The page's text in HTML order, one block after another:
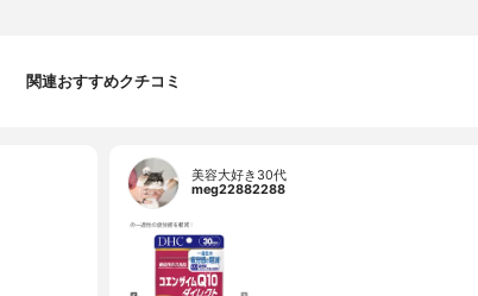
関連おすすめクチコミ
美容大好き30代
meg22882288